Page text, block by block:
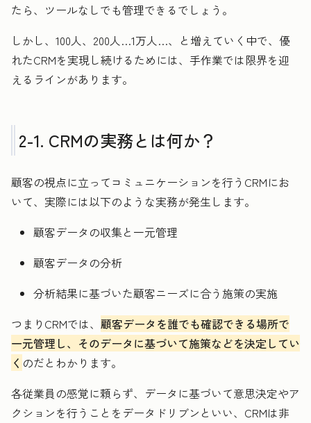
たら、ツールなしでも管理できるでしょう。
しかし、100人、200人…1万人…、と増えていく中で、優
れたCRMを実現し続けるためには、手作業では限界を迎
えるラインがあります。
2-1. CRMの実務とは何か？
顧客の視点に立ってコミュニケーションを行うCRMにお
いて、実際には以下のような実務が発生します。
顧客データの収集と一元管理
顧客データの分析
分析結果に基づいた顧客ニーズに合う施策の実施
つまりCRMでは、 顧客データを誰でも確認できる場所で
一元管理し、そのデータに基づいて施策などを決定してい
く のだとわかります。
各従業員の感覚に頼らず、データに基づいて意思決定やア
クションを行うことをデータドリブンといい、CRMは非